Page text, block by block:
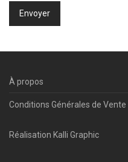
À propos
Conditions Générales de Vente
Réalisation Kalli Graphic